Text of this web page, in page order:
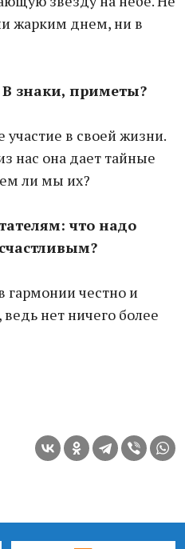
жарким днем, ни в
В знаки, приметы?
участие в своей жизни.
нас она дает тайные
ли мы их?
что надо
гармонии честно и
нет ничего более